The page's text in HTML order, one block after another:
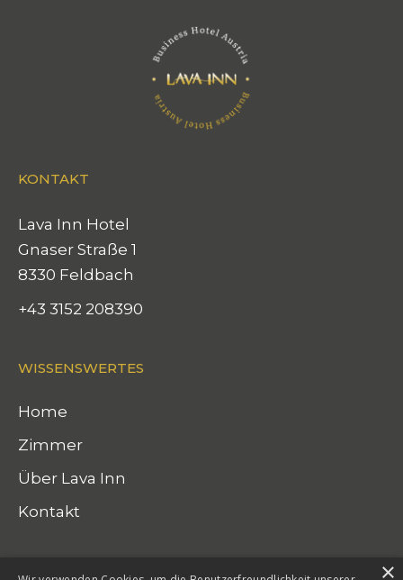
KONTAKT
Lava Inn Hotel
Gnaser Straße 1
8330 Feldbach
+43 3152 208390
WISSENSWERTES
Home
Zimmer
Über Lava Inn
Kontakt
×